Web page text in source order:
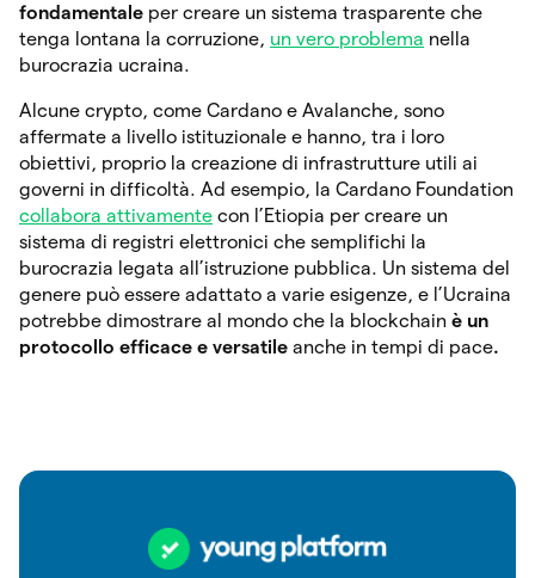
fondamentale per creare un sistema trasparente che
tenga lontana la corruzione, un vero problema nella
burocrazia ucraina.
Alcune crypto, come Cardano e Avalanche, sono
affermate a livello istituzionale e hanno, tra i loro
obiettivi, proprio la creazione di infrastrutture utili ai
governi in difficoltà. Ad esempio, la Cardano Foundation
collabora attivamente con l’Etiopia per creare un
sistema di registri elettronici che semplifichi la
burocrazia legata all’istruzione pubblica. Un sistema del
genere può essere adattato a varie esigenze, e l’Ucraina
potrebbe dimostrare al mondo che la blockchain è un
protocollo efficace e versatile anche in tempi di pace.